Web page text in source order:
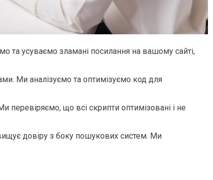
та усуваємо зламані посилання на вашому сайті,
Ми аналізуємо та оптимізуємо код для
перевіряємо, що всі скрипти оптимізовані і не
довіру з боку пошукових систем. Ми